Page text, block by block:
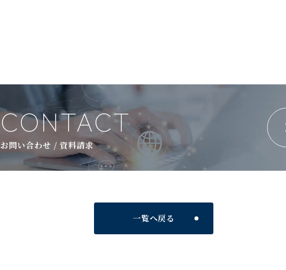
CONTACT
お問い合わせ / 資料請求
一覧へ戻る